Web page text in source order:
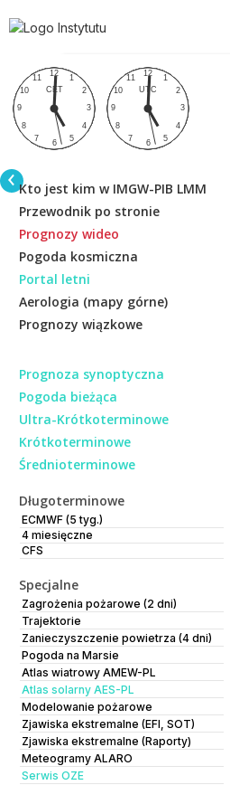
Kto jest kim w IMGW-PIB LMM
Przewodnik po stronie
Prognozy wideo
Pogoda kosmiczna
Portal letni
Aerologia (mapy górne)
Prognozy wiązkowe
Prognoza synoptyczna
Pogoda bieżąca
Ultra-Krótkoterminowe
Krótkoterminowe
Średnioterminowe
Długoterminowe
ECMWF (5 tyg.)
4 miesięczne
CFS
Specjalne
Zagrożenia pożarowe (2 dni)
Trajektorie
Zanieczyszczenie powietrza (4 dni)
Pogoda na Marsie
Atlas wiatrowy AMEW-PL
Atlas solarny AES-PL
Modelowanie pożarowe
Zjawiska ekstremalne (EFI, SOT)
Zjawiska ekstremalne (Raporty)
Meteogramy ALARO
Serwis OZE
obserwacji
lmm_admin
w imieniu Instytutu
zaszczyt zaprosić
Czytaj Dalej
UWAGA NA
lmm_admin
Co dzieje się z
Czytaj Dalej
Pracownia
zmiany
lmm_admin
Projekt
wzmacnianie